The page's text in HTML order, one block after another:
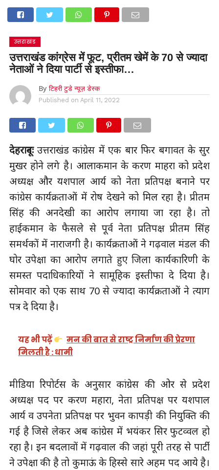
उत्तराखंड
उत्तराखंड कांग्रेस में फूट, प्रीतम खेमें के 70 से ज्यादा
नेताओं ने दिया पार्टी से इस्तीफा…
By टिहरी टुडे न्यूज़ डेस्क
Published on April 11, 2022
देहरादूनःउत्तराखंड कांग्रेस में एक बार फिर बगावत के सुर
मुखर होने लगे है। आलाकमान के करण माहरा को प्रदेश
अध्यक्ष और यशपाल आर्य को नेता प्रतिपक्ष बनाने पर
कांग्रेस कार्यक्रताओं में रोष देखने को मिल रहा है। प्रीतम
सिंह की अनदेखी का आरोप लगाया जा रहा है। तो
हाईकमान के फैसले से पूर्व नेता प्रतिपक्ष प्रीतम सिंह
समर्थकों में नाराजगी है। कार्यक्रताओं ने गढ़वाल मंडल की
घोर उपेक्षा का आरोप लगाते हुए जिला कार्यकारिणी के
समस्त पदाधिकारियों ने सामूहिक इस्तीफा दे दिया है।
सोमवार को एक साथ 70 से ज्यादा कार्यक्रताओं ने त्याग
पत्र दे दिया है।
यह भी पढ़ें
मन की बात से राष्ट्र निर्माण की प्रेरणा
मिलती है : धामी
मीडिया रिपोर्टस के अनुसार कांग्रेस की ओर से प्रदेश
अध्यक्ष पद पर करण महारा, नेता प्रतिपक्ष पर यशपाल
आर्य व उपनेता प्रतिपक्ष पर भुवन कापड़ी की नियुक्ति की
गई है जिसे लेकर अब कांग्रेस में भयंकर सिर फुटव्वल हो
रहा है। इन बदलावों में गढ़वाल की जहां पूरी तरह से पार्टी
ने उपेक्षा की है तो कुमाऊं के हिस्से सारे अहम पद आये है।